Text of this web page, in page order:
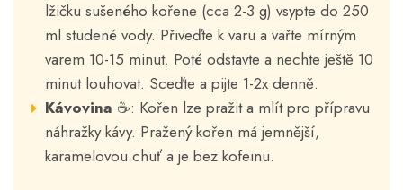
lžičku sušeného kořene (cca 2-3 g) vsypte do 250
ml studené vody. Přiveďte k varu a vařte mírným
varem 10-15 minut. Poté odstavte a nechte ještě 10
minut louhovat. Sceďte a pijte 1-2x denně.
Kávovina ☕: Kořen lze pražit a mlít pro přípravu
náhražky kávy. Pražený kořen má jemnější,
karamelovou chuť a je bez kofeinu.